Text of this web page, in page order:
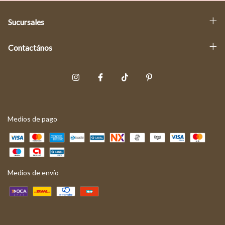
Sucursales
Contactános
Medios de pago
Medios de envío